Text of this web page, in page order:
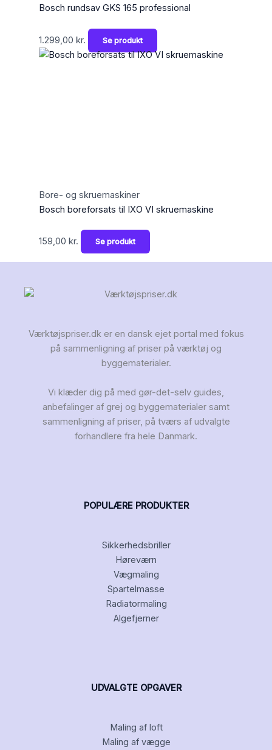
Bosch rundsav GKS 165 professional
1.299,00 kr. Se produkt
Bore- og skruemaskiner
Bosch boreforsats til IXO VI skruemaskine
159,00 kr. Se produkt
Værktøjspriser.dk er en dansk ejet portal med fokus
på sammenligning af priser på værktøj og
byggematerialer.
Vi klæder dig på med gør-det-selv guides,
anbefalinger af grej og byggematerialer samt
sammenligning af priser, på tværs af udvalgte
forhandlere fra hele Danmark.
POPULÆRE PRODUKTER
Sikkerhedsbriller
Høreværn
Vægmaling
Spartelmasse
Radiatormaling
Algefjerner
UDVALGTE OPGAVER
Maling af loft
Maling af vægge